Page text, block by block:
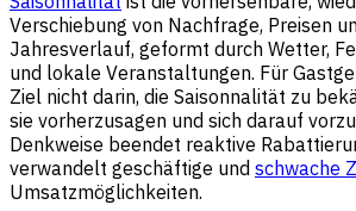
Verschiebung von Nachfrage, Preisen
Jahresverlauf, geformt durch Wetter,
und lokale Veranstaltungen. Für
Ziel nicht darin, die Saisonnalität zu
sie vorherzusagen und sich darauf
Denkweise beendet reaktive
verwandelt geschäftige und schwache
Umsatzmöglichkeiten.